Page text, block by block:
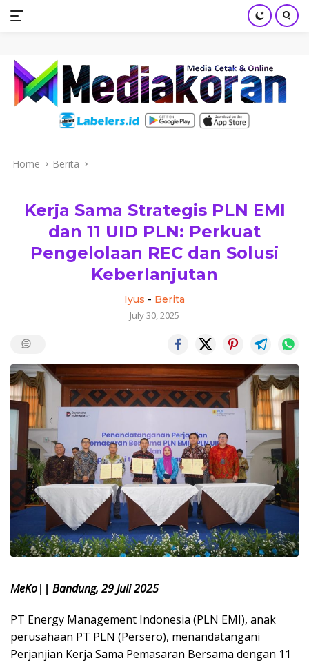
Skip
content
Home Berita
Kerja Sama Strategis PLN EMI
dan 11 UID PLN: Perkuat
Pengelolaan REC dan Solusi
Keberlanjutan
Iyus - Berita
July 30, 2025
MeKo|| Bandung, 29 Juli 2025
PT Energy Management Indonesia (PLN EMI), anak
perusahaan PT PLN (Persero), menandatangani
Perjanjian Kerja Sama Pemasaran Bersama dengan 11